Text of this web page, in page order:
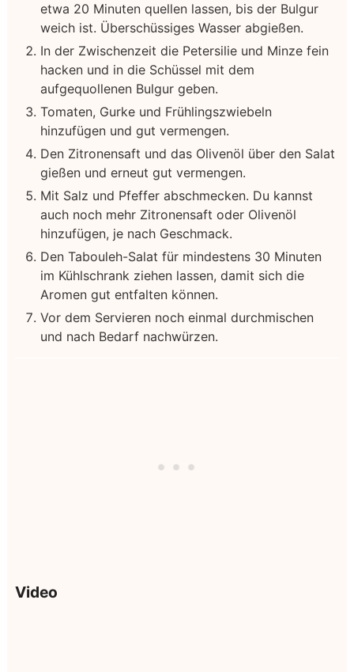
etwa 20 Minuten quellen lassen, bis der Bulgur
weich ist. Überschüssiges Wasser abgießen.
In der Zwischenzeit die Petersilie und Minze fein
hacken und in die Schüssel mit dem
aufgequollenen Bulgur geben.
Tomaten, Gurke und Frühlingszwiebeln
hinzufügen und gut vermengen.
Den Zitronensaft und das Olivenöl über den Salat
gießen und erneut gut vermengen.
Mit Salz und Pfeffer abschmecken. Du kannst
auch noch mehr Zitronensaft oder Olivenöl
hinzufügen, je nach Geschmack.
Den Tabouleh-Salat für mindestens 30 Minuten
im Kühlschrank ziehen lassen, damit sich die
Aromen gut entfalten können.
Vor dem Servieren noch einmal durchmischen
und nach Bedarf nachwürzen.
Video